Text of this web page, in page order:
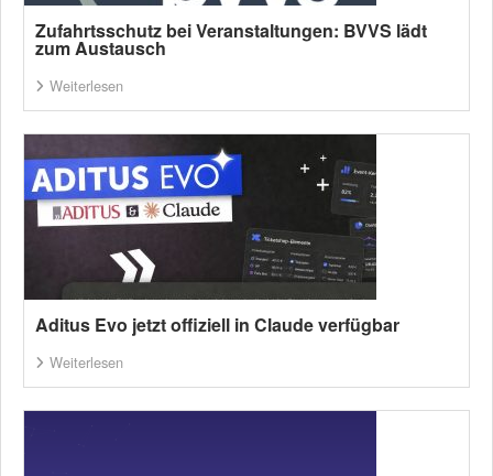
Zufahrtsschutz bei Veranstaltungen: BVVS lädt
zum Austausch
Weiterlesen
Aditus Evo jetzt offiziell in Claude verfügbar
Weiterlesen